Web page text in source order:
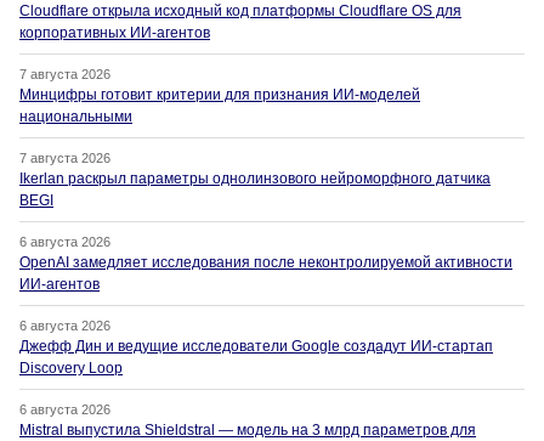
Cloudflare открыла исходный код платформы Cloudflare OS для
корпоративных ИИ-агентов
7 августа 2026
Минцифры готовит критерии для признания ИИ-моделей
национальными
7 августа 2026
Ikerlan раскрыл параметры однолинзового нейроморфного датчика
BEGI
6 августа 2026
OpenAI замедляет исследования после неконтролируемой активности
ИИ-агентов
6 августа 2026
Джефф Дин и ведущие исследователи Google создадут ИИ-стартап
Discovery Loop
6 августа 2026
Mistral выпустила Shieldstral — модель на 3 млрд параметров для